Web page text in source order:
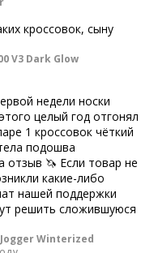
кроссовок, сыну
V3 Dark Glow
недели носки
целый год отгонял
1 кроссовок чёткий
подошва
отзыв 🦄 Если товар не
какие-либо
нашей поддержки
решить сложившуюся
Winterized